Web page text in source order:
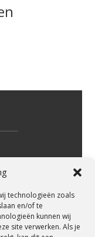
technologieën zoals
en/of te
kunnen wij
site verwerken. Als je